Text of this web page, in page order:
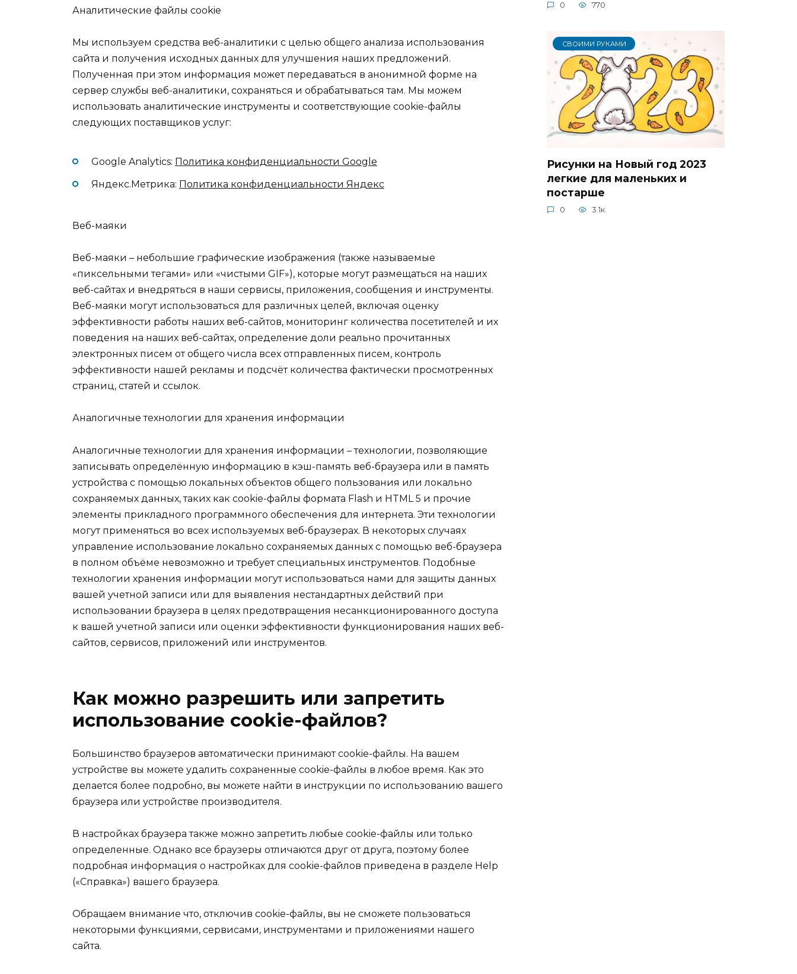
Аналитические файлы cookie
Мы используем средства веб-аналитики с целью общего анализа использования
сайта и получения исходных данных для улучшения наших предложений.
Полученная при этом информация может передаваться в анонимной форме на
сервер службы веб-аналитики, сохраняться и обрабатываться там. Мы можем
использовать аналитические инструменты и соответствующие cookie-файлы
следующих поставщиков услуг:
Google Analytics: Политика конфиденциальности Google
Яндекс.Метрика: Политика конфиденциальности Яндекс
Веб-маяки
Веб-маяки – небольшие графические изображения (также называемые
«пиксельными тегами» или «чистыми GIF»), которые могут размещаться на наших
веб-сайтах и внедряться в наши сервисы, приложения, сообщения и инструменты.
Веб-маяки могут использоваться для различных целей, включая оценку
эффективности работы наших веб-сайтов, мониторинг количества посетителей и их
поведения на наших веб-сайтах, определение доли реально прочитанных
электронных писем от общего числа всех отправленных писем, контроль
эффективности нашей рекламы и подсчёт количества фактически просмотренных
страниц, статей и ссылок.
Аналогичные технологии для хранения информации
Аналогичные технологии для хранения информации – технологии, позволяющие
записывать определённую информацию в кэш-память веб-браузера или в память
устройства с помощью локальных объектов общего пользования или локально
сохраняемых данных, таких как cookie-файлы формата Flash и HTML 5 и прочие
элементы прикладного программного обеспечения для интернета. Эти технологии
могут применяться во всех используемых веб-браузерах. В некоторых случаях
управление использование локально сохраняемых данных с помощью веб-браузера
в полном объёме невозможно и требует специальных инструментов. Подобные
технологии хранения информации могут использоваться нами для защиты данных
вашей учетной записи или для выявления нестандартных действий при
использовании браузера в целях предотвращения несанкционированного доступа
к вашей учетной записи или оценки эффективности функционирования наших веб-
сайтов, сервисов, приложений или инструментов.
Как можно разрешить или запретить
использование cookie-файлов?
Большинство браузеров автоматически принимают cookie-файлы. На вашем
устройстве вы можете удалить сохраненные cookie-файлы в любое время. Как это
делается более подробно, вы можете найти в инструкции по использованию вашего
браузера или устройстве производителя.
В настройках браузера также можно запретить любые cookie-файлы или только
определенные. Однако все браузеры отличаются друг от друга, поэтому более
подробная информация о настройках для cookie-файлов приведена в разделе Help
(«Справка») вашего браузера.
Обращаем внимание что, отключив cookie-файлы, вы не сможете пользоваться
некоторыми функциями, сервисами, инструментами и приложениями нашего
сайта.
0 770
СВОИМИ РУКАМИ
Рисунки на Новый год 2023
легкие для маленьких и
постарше
0 3.1к.